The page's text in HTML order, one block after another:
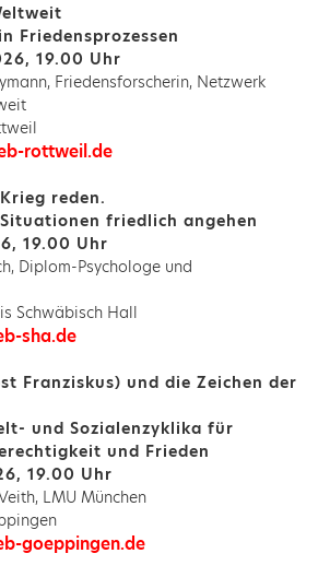
Friedensprozessen
19.00 Uhr
Friedensforscherin, Netzwerk
rottweil.de
reden.
friedlich angehen
19.00 Uhr
Diplom-Psychologe und
Schwäbisch Hall
sha.de
Franziskus) und die Zeichen der
und Sozialenzyklika für
und Frieden
19.00 Uhr
LMU München
goeppingen.de